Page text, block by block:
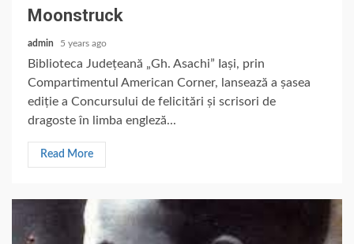
Moonstruck
admin 5 years ago
Biblioteca Județeană „Gh. Asachi” Iași, prin
Compartimentul American Corner, lansează a șasea
ediție a Concursului de felicitări și scrisori de
dragoste în limba engleză...
Read More